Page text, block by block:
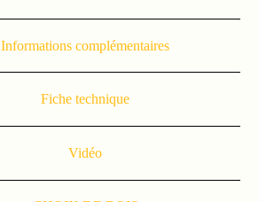
Informations complémentaires
Fiche technique
Vidéo